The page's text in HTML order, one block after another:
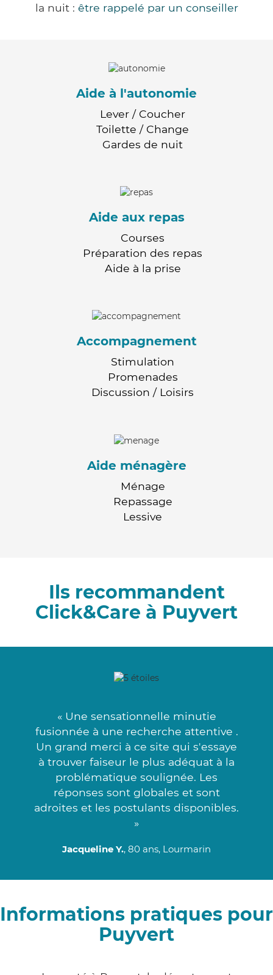
la nuit : être rappelé par un conseiller
Aide à l'autonomie
Lever / Coucher
Toilette / Change
Gardes de nuit
Aide aux repas
Courses
Préparation des repas
Aide à la prise
Accompagnement
Stimulation
Promenades
Discussion / Loisirs
Aide ménagère
Ménage
Repassage
Lessive
Ils recommandent
Click&Care à Puyvert
« Une sensationnelle minutie
fusionnée à une recherche attentive .
Un grand merci à ce site qui s'essaye
à trouver faiseur le plus adéquat à la
problématique soulignée. Les
réponses sont globales et sont
adroites et les postulants disponibles.
»
Jacqueline Y., 80 ans, Lourmarin
Informations pratiques pour
Puyvert